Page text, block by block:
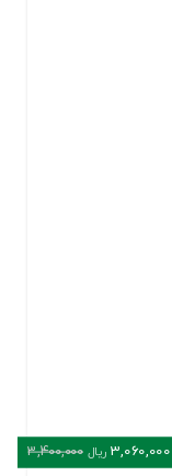
3,060,000 ریال 3,400,000